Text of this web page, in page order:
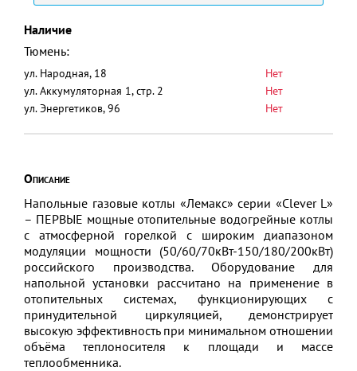
Наличие
Тюмень:
ул. Народная, 18
Нет
ул. Аккумуляторная 1, стр. 2
Нет
ул. Энергетиков, 96
Нет
Описание
Напольные газовые котлы «Лемакс» серии «Clever L»
– ПЕРВЫЕ мощные отопительные водогрейные котлы
с атмосферной горелкой с широким диапазоном
модуляции мощности (50/60/70кВт-150/180/200кВт)
российского производства. Оборудование для
напольной установки рассчитано на применение в
отопительных системах, функционирующих с
принудительной циркуляцией, демонстрирует
высокую эффективность при минимальном отношении
объёма теплоносителя к площади и массе
теплообменника.